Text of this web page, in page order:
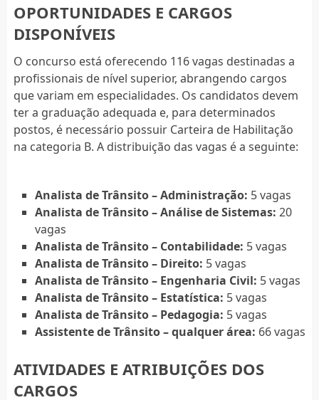
OPORTUNIDADES E CARGOS
DISPONÍVEIS
O concurso está oferecendo 116 vagas destinadas a
profissionais de nível superior, abrangendo cargos
que variam em especialidades. Os candidatos devem
ter a graduação adequada e, para determinados
postos, é necessário possuir Carteira de Habilitação
na categoria B. A distribuição das vagas é a seguinte:
Analista de Trânsito – Administração: 5 vagas
Analista de Trânsito – Análise de Sistemas: 20
vagas
Analista de Trânsito – Contabilidade: 5 vagas
Analista de Trânsito – Direito: 5 vagas
Analista de Trânsito – Engenharia Civil: 5 vagas
Analista de Trânsito – Estatística: 5 vagas
Analista de Trânsito – Pedagogia: 5 vagas
Assistente de Trânsito – qualquer área: 66 vagas
ATIVIDADES E ATRIBUIÇÕES DOS
CARGOS